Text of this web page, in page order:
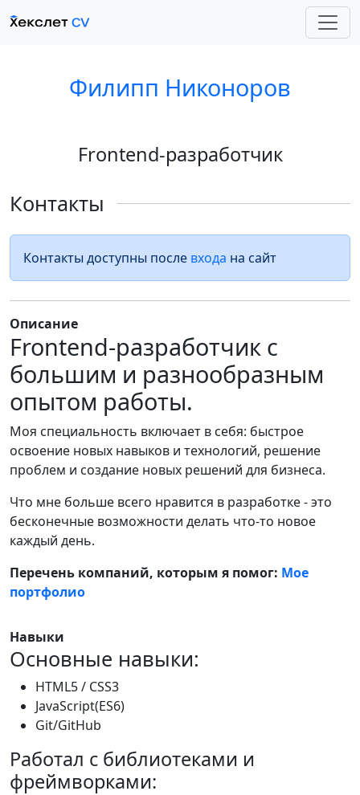
Филипп Никоноров
Frontend-разработчик
Контакты
Контакты доступны после входа на сайт
Описание
Frontend-разработчик с
большим и разнообразным
опытом работы.
Моя специальность включает в себя: быстрое
освоение новых навыков и технологий, решение
проблем и создание новых решений для бизнеса.
Что мне больше всего нравится в разработке - это
бесконечные возможности делать что-то новое
каждый день.
Перечень компаний, которым я помог: Мое
портфолио
Навыки
Основные навыки:
HTML5 / CSS3
JavaScript(ES6)
Git/GitHub
Работал с библиотеками и
фреймворками: